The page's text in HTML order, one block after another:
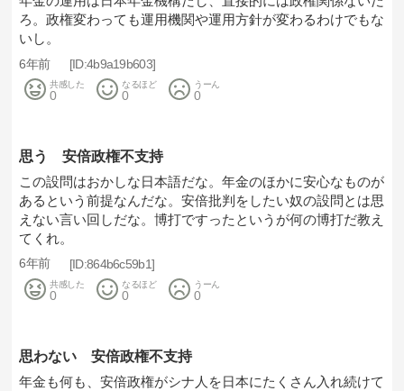
ろ。政権変わっても運用機関や運用方針が変わるわけでもな
いし。
6年前 4b9a19b603
共感した
0
なるほど
0
うーん
0
思う 安倍政権不支持
この設問はおかしな日本語だな。年金のほかに安心なものが
あるという前提なんだな。安倍批判をしたい奴の設問とは思
えない言い回しだな。博打ですったというが何の博打だ教え
てくれ。
6年前 864b6c59b1
共感した
0
なるほど
0
うーん
0
思わない 安倍政権不支持
年金も何も、安倍政権がシナ人を日本にたくさん入れ続けて